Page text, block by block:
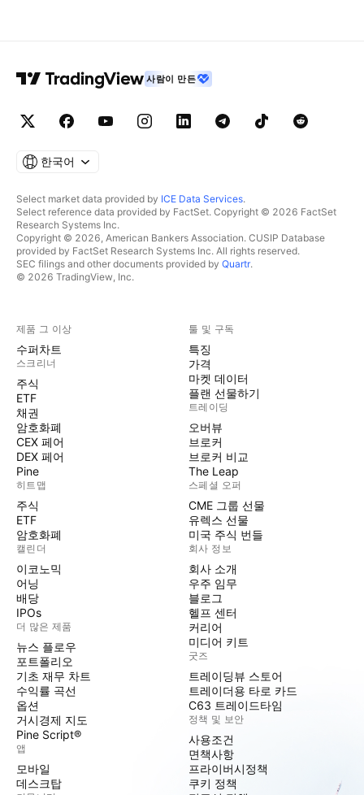
사람이 만든
한국어
Select market data provided by ICE Data Services.
Select reference data provided by FactSet. Copyright © 2026 FactSet
Research Systems Inc.
Copyright © 2026, American Bankers Association. CUSIP Database
provided by FactSet Research Systems Inc. All rights reserved.
SEC filings and other documents provided by Quartr.
© 2026 TradingView, Inc.
제품 그 이상
수퍼차트
스크리너
주식
ETF
채권
암호화폐
CEX 페어
DEX 페어
Pine
히트맵
주식
ETF
암호화폐
캘린더
이코노믹
어닝
배당
IPOs
더 많은 제품
뉴스 플로우
포트폴리오
기초 재무 차트
수익률 곡선
옵션
거시경제 지도
Pine Script®
앱
모바일
데스크탑
툴 및 구독
특징
가격
마켓 데이터
플랜 선물하기
트레이딩
오버뷰
브로커
브로커 비교
The Leap
스페셜 오퍼
CME 그룹 선물
유렉스 선물
미국 주식 번들
회사 정보
회사 소개
우주 임무
블로그
헬프 센터
커리어
미디어 키트
굿즈
트레이딩뷰 스토어
트레이더용 타로 카드
C63 트레이드타임
정책 및 보안
사용조건
면책사항
프라이버시정책
쿠키 정책